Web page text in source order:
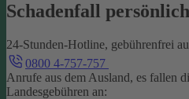
Schadenfall
24-Stunden-Hotline, gebührenfrei
0800 4-757-757
Anrufe aus dem Ausland, es fallen
Landesgebühren an: